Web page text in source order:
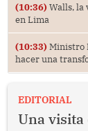
(10:36) Walls, la
en Lima
(10:33) Ministro
hacer una
EDITORIAL
Una visita